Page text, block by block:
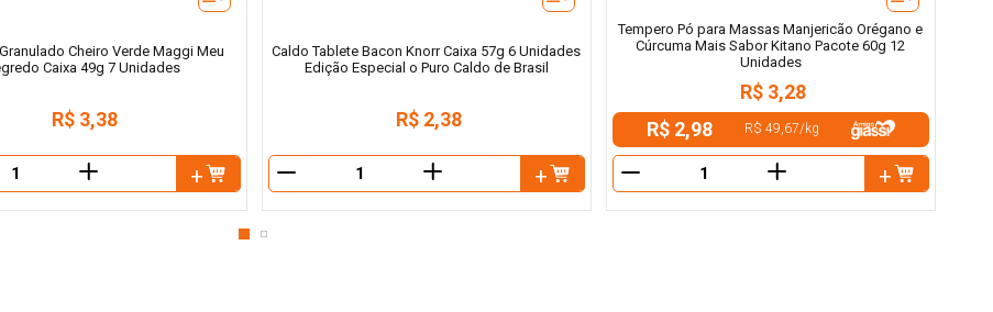
Cheiro Verde Maggi Meu
Caixa 49g 7 Unidades
R$ 3,38
＋
Caldo Tablete Bacon Knorr Caixa 57g 6 Unidades
Edição Especial o Puro Caldo de Brasil
R$ 2,38
＋
Tempero Pó para Massas Manjericão Orégano e
Cúrcuma Mais Sabor Kitano Pacote 60g 12
Unidades
R$ 3,28
R$ 2,98
R$ 49,67/kg
＋